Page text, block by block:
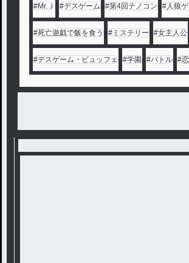
#Mr.Ｊ #デスゲーム #第4回テノコン #人狼
#死亡遊戯で飯を食う # ミステリー #女主人公
#デスゲーム・ビュッフェ #学園 #バトル #